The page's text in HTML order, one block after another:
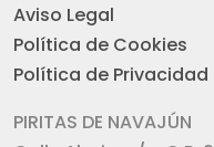
Aviso Legal
Política de Cookies
Política de Privacidad
PIRITAS DE NAVAJÚN